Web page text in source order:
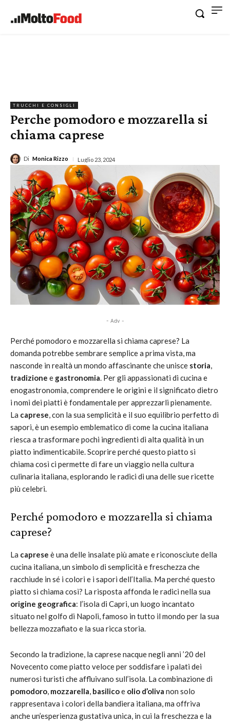
TRUCCHI E CONSIGLI
Perche pomodoro e mozzarella si
chiama caprese
Di Monica Rizzo Luglio 23, 2024
- Adv -
Perché pomodoro e mozzarella si chiama caprese? La
domanda potrebbe sembrare semplice a prima vista, ma
nasconde in realtà un mondo affascinante che unisce storia,
tradizione e gastronomia. Per gli appassionati di cucina e
enogastronomia, comprendere le origini e il significato dietro
i nomi dei piatti è fondamentale per apprezzarli pienamente.
La caprese, con la sua semplicità e il suo equilibrio perfetto di
sapori, è un esempio emblematico di come la cucina italiana
riesca a trasformare pochi ingredienti di alta qualità in un
piatto indimenticabile. Scoprire perché questo piatto si
chiama così ci permette di fare un viaggio nella cultura
culinaria italiana, esplorando le radici di una delle sue ricette
più celebri.
Perché pomodoro e mozzarella si chiama
caprese?
La caprese è una delle insalate più amate e riconosciute della
cucina italiana, un simbolo di semplicità e freschezza che
racchiude in sé i colori e i sapori dell’Italia. Ma perché questo
piatto si chiama così? La risposta affonda le radici nella sua
origine geografica: l’isola di Capri, un luogo incantato
situato nel golfo di Napoli, famoso in tutto il mondo per la sua
bellezza mozzafiato e la sua ricca storia.
Secondo la tradizione, la caprese nacque negli anni ’20 del
Novecento come piatto veloce per soddisfare i palati dei
numerosi turisti che affluivano sull’isola. La combinazione di
pomodoro, mozzarella, basilicoe olio d’oliva non solo
rappresentava i colori della bandiera italiana, ma offriva
anche un’esperienza gustativa unica, in cui la freschezza e la